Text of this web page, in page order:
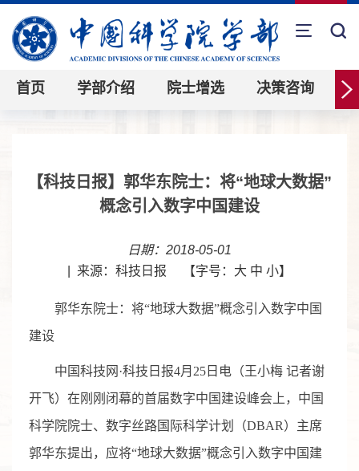
首页 学部介绍 院士增选 决策咨询
【科技日报】郭华东院士：将“地球大数据”
概念引入数字中国建设
日期：2018-05-01
来源：科技日报 【字号： 大 中 小】
郭华东院士：将“地球大数据”概念引入数字中国
建设
中国科技网·科技日报4月25日电（王小梅 记者谢
开飞）在刚刚闭幕的首届数字中国建设峰会上，中国
科学院院士、数字丝路国际科学计划（DBAR）主席
郭华东提出，应将“地球大数据”概念引入数字中国建